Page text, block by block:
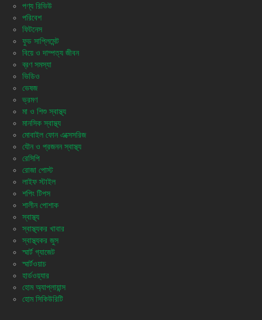
পণ্য রিভিউ
পরিবেশ
ফিটনেস
ফুড সাপ্লিমেন্ট
বিয়ে ও দাম্পত্য জীবন
ব্রণ সমস্যা
ভিডিও
ভেষজ
ভ্রমণ
মা ও শিশু স্বাস্থ্য
মানসিক স্বাস্থ্য
মোবাইল ফোন এক্সেসরিজ
যৌন ও প্রজনন স্বাস্থ্য
রেসিপি
রোজা পোস্ট
লাইফ স্টাইল
শপিং টিপস
শালীন পোশাক
স্বাস্থ্য
স্বাস্থ্যকর খাবার
স্বাস্থ্যকর জুস
স্মার্ট গ্যাজেট
স্মার্টওয়াচ
হার্ডওয়্যার
হোম অ্যাপ্লায়ান্স
হোম সিকিউরিটি